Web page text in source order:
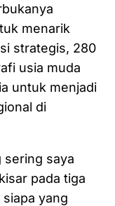
menarik
strategis, 280
usia muda
untuk menjadi
di
sering saya
pada tiga
yang